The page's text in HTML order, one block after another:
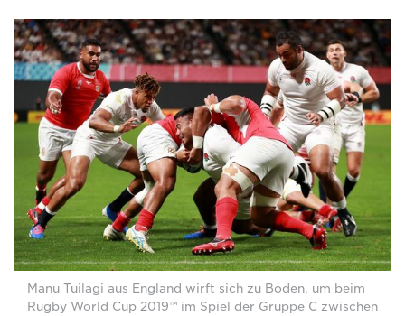
Manu Tuilagi aus England wirft sich zu Boden, um beim
Rugby World Cup 2019™ im Spiel der Gruppe C zwischen